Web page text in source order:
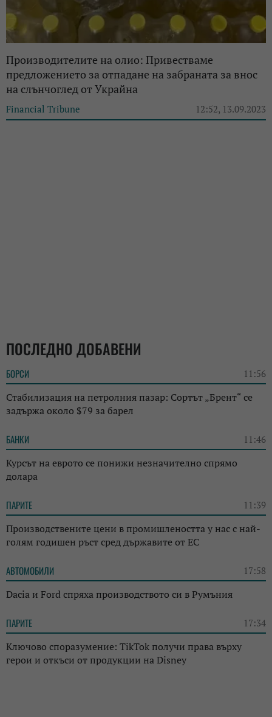
Производителите на олио: Привестваме
предложението за отпадане на забраната за внос
на слънчоглед от Украйна
Financial Tribune 12:52, 13.09.2023
ПОСЛЕДНО ДОБАВЕНИ
БОРСИ 11:56
Стабилизация на петролния пазар: Сортът „Брент“ се
задържа около $79 за барел
БАНКИ 11:46
Курсът на еврото се понижи незначително спрямо
долара
ПАРИТЕ 11:39
Производствените цени в промишлеността у нас с най-
голям годишен ръст сред държавите от ЕС
АВТОМОБИЛИ 17:58
Dacia и Ford спряха производството си в Румъния
ПАРИТЕ 17:34
Ключово споразумение: TikTok получи права върху
герои и откъси от продукции на Disney